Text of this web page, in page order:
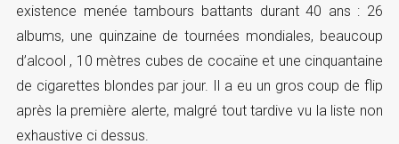
existence menée tambours battants durant 40 ans : 26
albums, une quinzaine de tournées mondiales, beaucoup
d’alcool , 10 mètres cubes de cocaïne et une cinquantaine
de cigarettes blondes par jour. Il a eu un gros coup de flip
après la première alerte, malgré tout tardive vu la liste non
exhaustive ci dessus.